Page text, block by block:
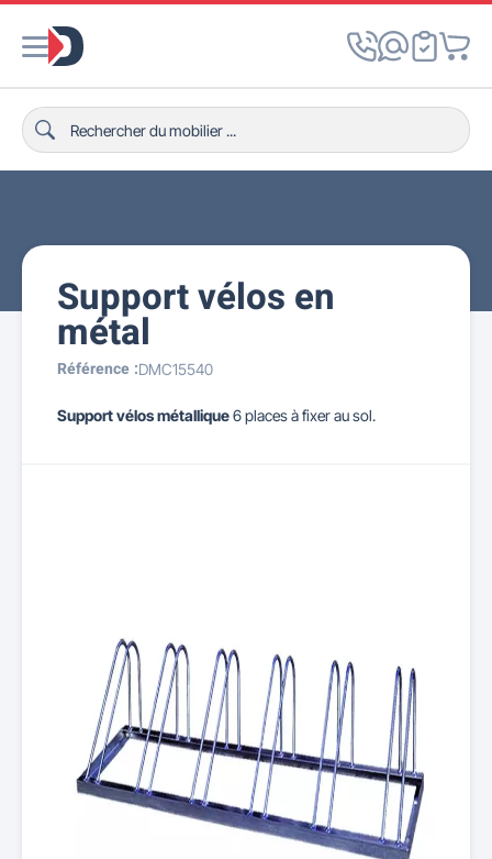
Support vélos en
métal
Référence :DMC15540
Support vélos métallique6 places à fixer au sol.